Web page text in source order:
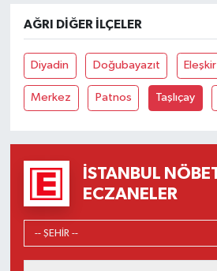
AĞRI DIĞER İLÇELER
Diyadin Doğubayazıt
Merkez Patnos Taşlıçay
İSTANBUL
ECZANELER